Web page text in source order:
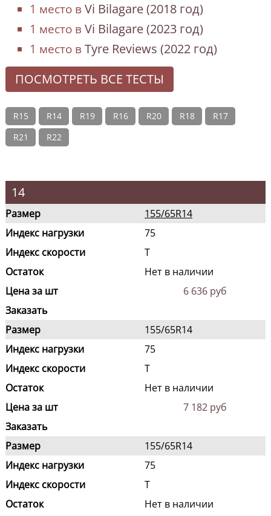
1 место в Vi Bilagare (2018 год)
1 место в Vi Bilagare (2023 год)
1 место в Tyre Reviews (2022 год)
ПОСМОТРЕТЬ ВСЕ ТЕСТЫ
R15 R14 R19 R16 R20 R18
R17
R21
R22
14
Размер
155/65R14
Индекс нагрузки
75
Индекс скорости
T
Остаток
Нет в наличии
Цена за шт
6 636 руб
Заказать
Размер
155/65R14
Индекс нагрузки
75
Индекс скорости
T
Остаток
Нет в наличии
Цена за шт
7 182 руб
Заказать
Размер
155/65R14
Индекс нагрузки
75
Индекс скорости
T
Остаток
Нет в наличии